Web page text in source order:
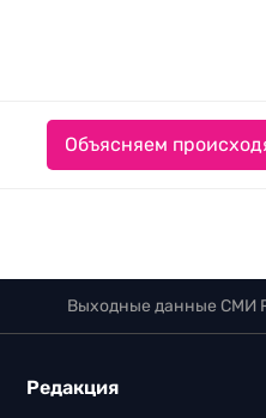
Объясняем
Выходные данные СМИ
Редакция